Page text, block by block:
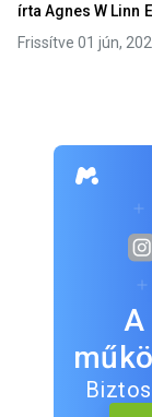
írta Agnes W Linn
Frissítve 01 jún,
A